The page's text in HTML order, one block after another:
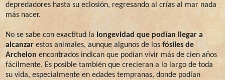
depredadores hasta su eclosión, regresando al crías al mar nada
más nacer.
No se sabe con exactitud la longevidad que podían llegar a
alcanzar estos animales, aunque algunos de los fósiles de
Archelon encontrados indican que podían vivir más de cien años
fácilmente. Es posible también que crecieran a lo largo de toda
su vida, especialmente en edades tempranas, donde podían